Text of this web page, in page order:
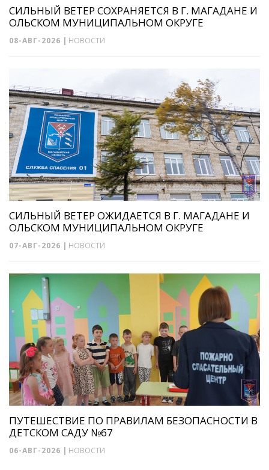
СИЛЬНЫЙ ВЕТЕР СОХРАНЯЕТСЯ В Г. МАГАДАНЕ И
ОЛЬСКОМ МУНИЦИПАЛЬНОМ ОКРУГЕ
08-АВГ-2026 | НОВОСТИ
СИЛЬНЫЙ ВЕТЕР ОЖИДАЕТСЯ В Г. МАГАДАНЕ И
ОЛЬСКОМ МУНИЦИПАЛЬНОМ ОКРУГЕ
07-АВГ-2026 | НОВОСТИ
ПУТЕШЕСТВИЕ ПО ПРАВИЛАМ БЕЗОПАСНОСТИ В
ДЕТСКОМ САДУ №67
06-АВГ-2026 | НОВОСТИ